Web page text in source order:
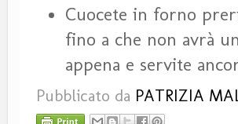
Cuocete in forno
fino a che non avrà
appena e servite
Pubblicato da PATRIZIA